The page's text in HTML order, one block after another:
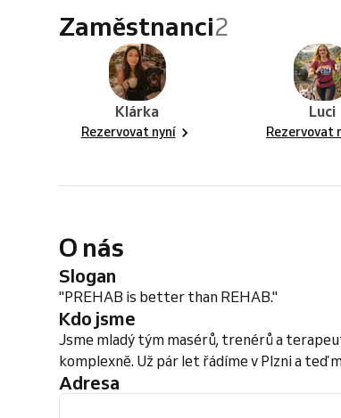
Zaměstnanci2
Klárka
Rezervovat nyní
Luci
Rezervovat
O nás
Slogan
"PREHAB is better than REHAB."
Kdo jsme
Jsme mladý tým masérů, trenérů a
komplexně. Už pár let řádíme v Plzni a teď
Adresa